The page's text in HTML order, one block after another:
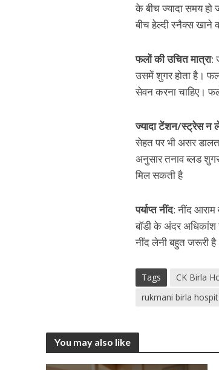
के बीच ज्यादा समय
बीच हेल्दी स्नैक्स खाने
फलों की उचित मात्रा:
उसमें शुगर होता है।
सेवन करना चाहिए।
ज्यादा टेंशन/स्ट्रेस न
सेहत पर भी असर
अनुसार तनाव ब्लड
मिल सकती है
पर्याप्त नींद: नींद आराम
बॉडी के अंदर अधिकांश
नींद लेनी बहुत जरूरी
Tags CK Birla
rukmani birla
You may also like